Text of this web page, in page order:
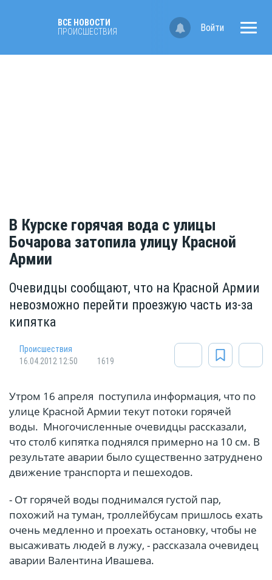
ВСЕ НОВОСТИ
ПРОИСШЕСТВИЯ
Войти
В Курске горячая вода с улицы
Бочарова затопила улицу Красной
Армии
Очевидцы сообщают, что на Красной Армии
невозможно перейти проезжую часть из-за
кипятка
Происшествия
16.04.2012 12:50
1619
Утром 16 апреля поступила информация, что по
улице Красной Армии текут потоки горячей
воды. Многочисленные очевидцы рассказали,
что столб кипятка поднялся примерно на 10 см. В
результате аварии было существенно затруднено
движение транспорта и пешеходов.
- От горячей воды поднимался густой пар,
похожий на туман, троллейбусам пришлось ехать
очень медленно и проехать остановку, чтобы не
высаживать людей в лужу, - рассказала очевидец
аварии Валентина Ивашева.